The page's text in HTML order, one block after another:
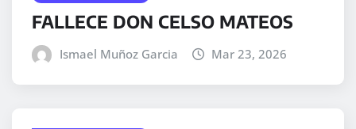
FALLECE DON CELSO MATEOS
Ismael Muñoz Garcia Mar 23, 2026